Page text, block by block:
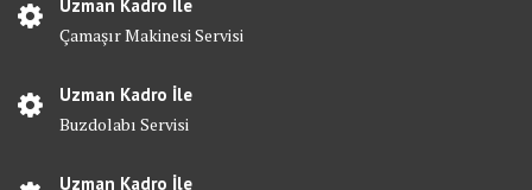
Uzman Kadro İle
Çamaşır Makinesi Servisi
Uzman Kadro İle
Buzdolabı Servisi
Uzman Kadro İle